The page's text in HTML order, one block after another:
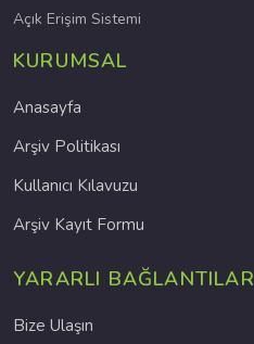
Açık Erişim Sistemi
KURUMSAL
Anasayfa
Arşiv Politikası
Kullanıcı Kılavuzu
Arşiv Kayıt Formu
YARARLI BAĞLANTILAR
Bize Ulaşın